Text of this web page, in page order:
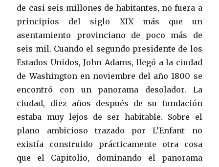
de casi seis millones de habitantes, no fuera a
principios del siglo XIX más que un
asentamiento provinciano de poco más de
seis mil. Cuando el segundo presidente de los
Estados Unidos, John Adams, llegó a la ciudad
de Washington en noviembre del año 1800 se
encontró con un panorama desolador. La
ciudad, diez años después de su fundación
estaba muy lejos de ser habitable. Sobre el
plano ambicioso trazado por L’Enfant no
existía construido prácticamente otra cosa
que el Capitolio, dominando el panorama